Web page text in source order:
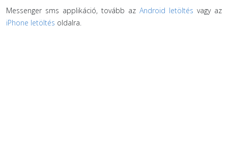
Messenger sms applikáció, tovább az Android letöltés vagy az
iPhone letöltés oldalra.